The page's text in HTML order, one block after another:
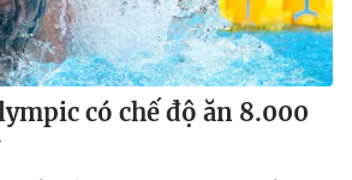
có chế độ ăn 8.000